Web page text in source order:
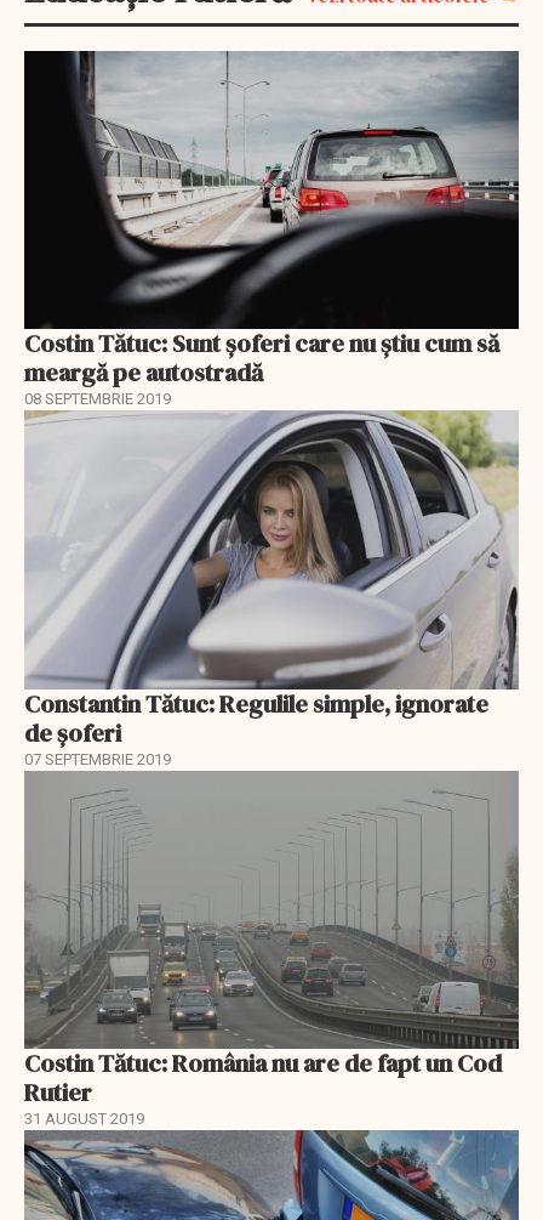
Costin Tătuc: Sunt șoferi care nu știu cum să
meargă pe autostradă
08 SEPTEMBRIE 2019
Constantin Tătuc: Regulile simple, ignorate
de șoferi
07 SEPTEMBRIE 2019
Costin Tătuc: România nu are de fapt un Cod
Rutier
31 AUGUST 2019